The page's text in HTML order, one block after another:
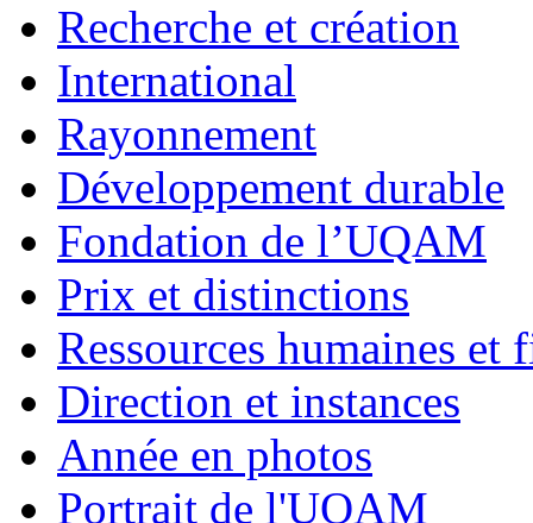
Recherche et création
International
Rayonnement
Développement durable
Fondation de l’UQAM
Prix et distinctions
Ressources humaines et
Direction et instances
Année en photos
Portrait de l'UQAM